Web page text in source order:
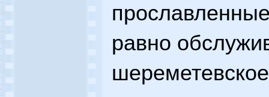
равно